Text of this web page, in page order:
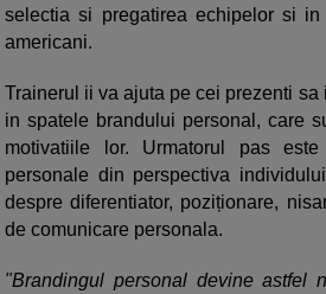
selectia si pregatirea echipelor si in
americani.
Trainerul ii va ajuta pe cei prezenti sa
in spatele brandului personal, care
motivatiile lor. Urmatorul pas este
personale din perspectiva
despre diferentiator, poziționare,
de comunicare personala.
"Brandingul personal devine astfel